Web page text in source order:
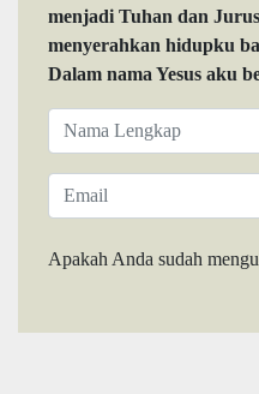
menjadi Tuhan dan
menyerahkan hidupku
Dalam nama Yesus aku
Apakah Anda sudah